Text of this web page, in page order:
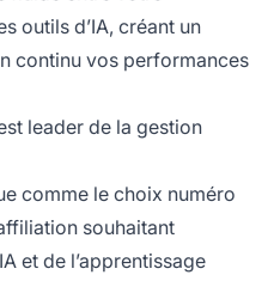
outils d’IA, créant un
continu vos performances
leader de la gestion
comme le choix numéro
souhaitant
et de l’apprentissage